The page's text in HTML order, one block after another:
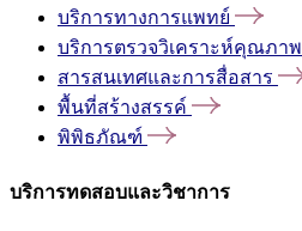
บริการทางการแพทย์
บริการตรวจวิเคราะห์คุณภาพ
สารสนเทศและการสื่อสาร
พื้นที่สร้างสรรค์
พิพิธภัณฑ์
บริการทดสอบและวิชาการ